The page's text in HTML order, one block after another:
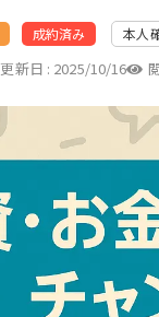
成約済み 本人
更新日 : 2025/10/16